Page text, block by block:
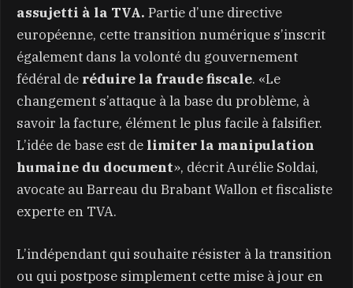
assujetti à la TVA. Partie d’une directive
européenne, cette transition numérique s’inscrit
également dans la volonté du gouvernement
fédéral de réduire la fraude fiscale. «Le
changement s’attaque à la base du problème, à
savoir la facture, élément le plus facile à falsifier.
L’idée de base est de limiter la manipulation
humaine du document», décrit Aurélie Soldai,
avocate au Barreau du Brabant Wallon et fiscaliste
experte en TVA.
L’indépendant qui souhaite résister à la transition
ou qui postpose simplement cette mise à jour en